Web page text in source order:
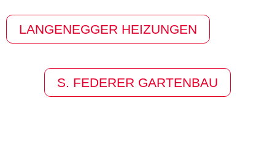
LANGENEGGER HEIZUNGEN
S. FEDERER GARTENBAU